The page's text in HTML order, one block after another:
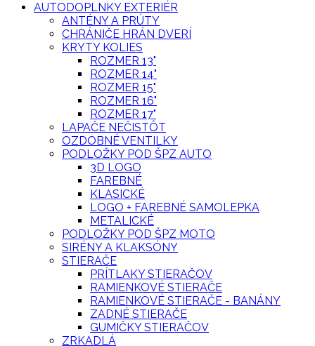
AUTODOPLNKY EXTERIÉR
ANTÉNY A PRÚTY
CHRÁNIČE HRÁN DVERÍ
KRYTY KOLIES
ROZMER 13"
ROZMER 14"
ROZMER 15"
ROZMER 16"
ROZMER 17"
LAPAČE NEČISTÔT
OZDOBNÉ VENTILKY
PODLOŽKY POD ŠPZ AUTO
3D LOGO
FAREBNÉ
KLASICKÉ
LOGO + FAREBNÉ SAMOLEPKA
METALICKÉ
PODLOŽKY POD ŠPZ MOTO
SIRÉNY A KLAKSÓNY
STIERAČE
PRÍTLAKY STIERAČOV
RAMIENKOVÉ STIERAČE
RAMIENKOVÉ STIERAČE - BANÁNY
ZADNÉ STIERAČE
GUMIČKY STIERAČOV
ZRKADLÁ